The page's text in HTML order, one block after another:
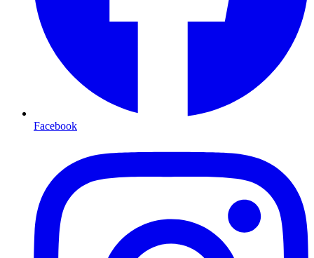
Facebook